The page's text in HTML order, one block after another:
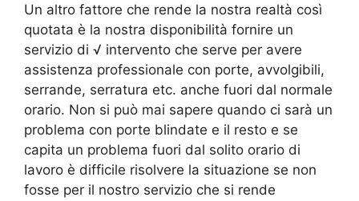
Un altro fattore che rende la nostra realtà così
quotata è la nostra disponibilità fornire un
servizio di √ intervento che serve per avere
assistenza professionale con porte, avvolgibili,
serrande, serratura etc. anche fuori dal normale
orario. Non si può mai sapere quando ci sarà un
problema con porte blindate e il resto e se
capita un problema fuori dal solito orario di
lavoro è difficile risolvere la situazione se non
fosse per il nostro servizio che si rende